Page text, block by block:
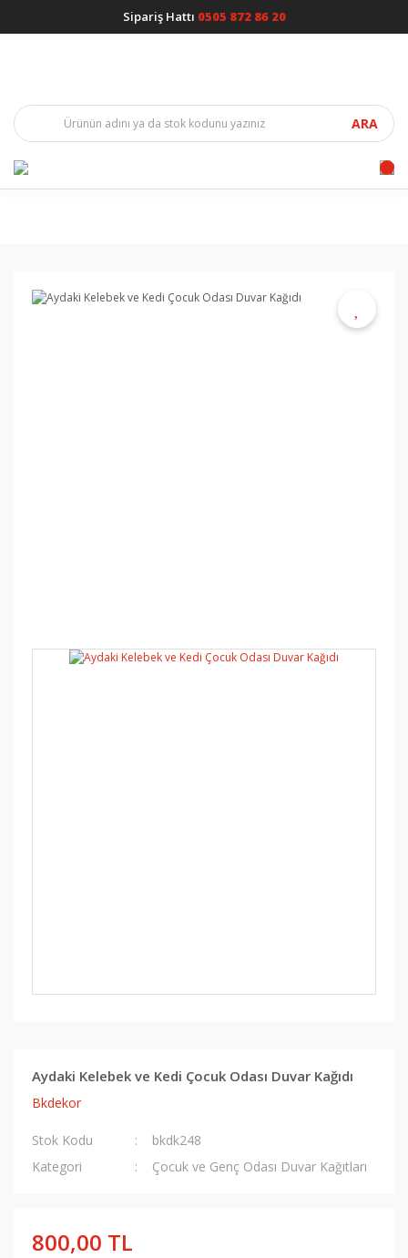
Sipariş Hattı 0505 872 86 20
ARA
Aydaki Kelebek ve Kedi Çocuk Odası Duvar Kağıdı
Bkdekor
Stok Kodu
bkdk248
Kategori
Çocuk ve Genç Odası Duvar Kağıtları
800,00 TL